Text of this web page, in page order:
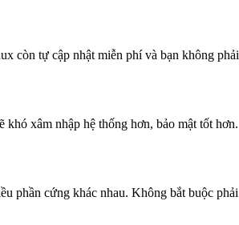
còn tự cập nhật miễn phí và bạn không
khó xâm nhập hệ thống hơn, bảo mật tốt hơn.
phần cứng khác nhau. Không bắt buộc